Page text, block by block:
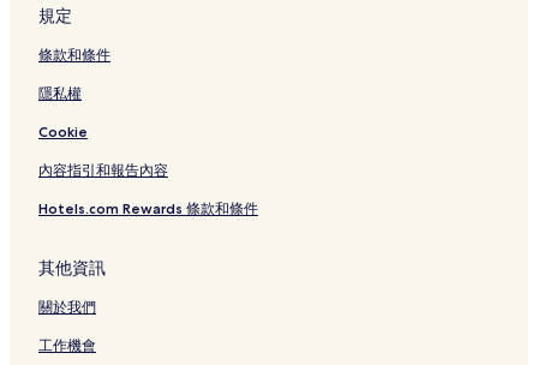
規定
條款和條件
隱私權
Cookie
內容指引和報告內容
Hotels.com Rewards 條款和條件
其他資訊
關於我們
工作機會